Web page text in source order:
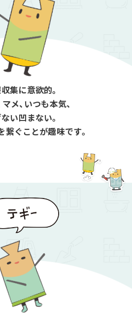
集に意欲的。
マメ、いつも本気、
い凹まない。
繋ぐことが趣味です。